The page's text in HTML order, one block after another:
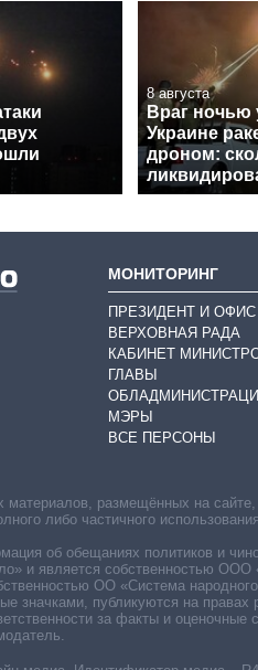
8 августа
Враг ночью
Украине
дроном:
МОНИТОРИНГ
ПРЕЗИДЕНТ И ОФИС
ВЕРХОВНАЯ РАДА
КАБИНЕТ
ГЛАВЫ
МЭРЫ
ВСЕ ПЕРСОНЫ
размещённых на
либо частичного
об обещаниях политиков и
и является собственностью ООО
ОО «Система
значками, публикуются на
за факты и